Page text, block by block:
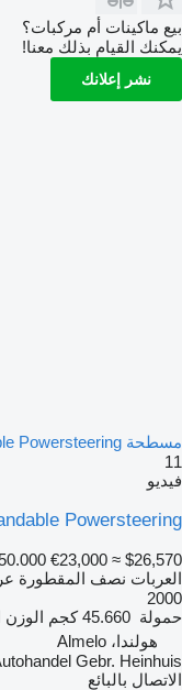
بيع ماكينات أم مركبات؟
يمكنك القيام بذلك معنا!
نشر إعلانك
مسطحة ES-GE 4.vod-25-40.4-h13 2 x Extandable Powersteering!
11
فيديو
Powersteering!
€23,000 ≈ $26,570
العربات نصف المقطورة
2000
حمولة 45.660 كجم
هولندا، Almelo
Gebr. Heinhuis
الاتصال بالبائع